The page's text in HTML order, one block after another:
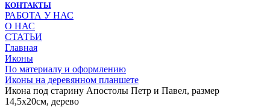
КОНТАКТЫ
РАБОТА У НАС
О НАС
СТАТЬИ
Главная
Иконы
По материалу и оформлению
Иконы на деревянном планшете
Икона под старину Апостолы Петр и Павел, размер
14,5х20см, дерево